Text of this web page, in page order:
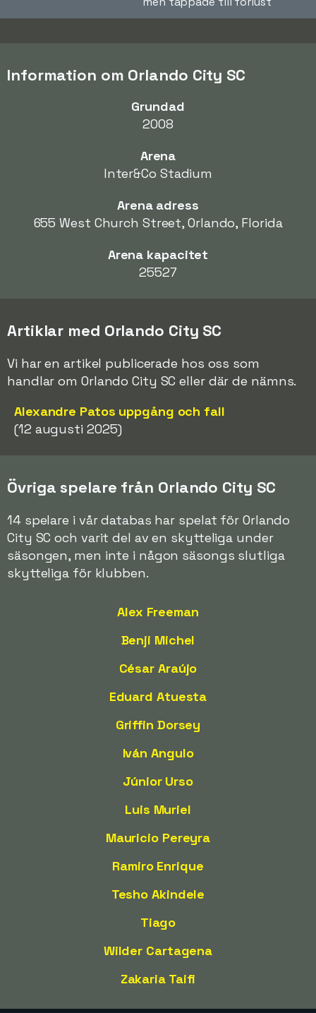
Information om Orlando City SC
Grundad
2008
Arena
Inter&Co Stadium
Arena adress
655 West Church Street, Orlando, Florida
Arena kapacitet
25527
Artiklar med Orlando City SC
Vi har en artikel publicerade hos oss som
handlar om Orlando City SC eller där de nämns.
Alexandre Patos uppgång och fall
(12 augusti 2025)
Övriga spelare från Orlando City SC
14 spelare i vår databas har spelat för Orlando
City SC och varit del av en skytteliga under
säsongen, men inte i någon säsongs slutliga
skytteliga för klubben.
Alex Freeman
Benji Michel
César Araújo
Eduard Atuesta
Griffin Dorsey
Iván Angulo
Júnior Urso
Luis Muriel
Mauricio Pereyra
Ramiro Enrique
Tesho Akindele
Tiago
Wilder Cartagena
Zakaria Taifi